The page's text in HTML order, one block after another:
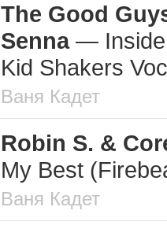
The Good
Senna—
Kid Shakers
Ваня Кадет
Robin S. &
My Best
Ваня Кадет